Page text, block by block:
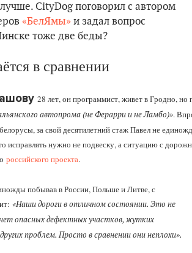
CityDog поговорил с автором
«БелЯмы» и задал вопрос
тоже две беды?
в сравнении
28 лет, он программист, живет в Гродно, но
автопрома (не Ферарри и не Ламбо)».
за свой десятилетний стаж Павел не
исправлять нужно не подвеску, а ситуацию с
российского проекта.
побывав в России, Польше и Литве, с
«Наши дороги в отличном состоянии. Это не
опасных дефектных участков, жутких
проблем. Просто в сравнении они неплохи».